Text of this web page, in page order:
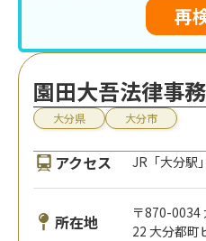
再
園田大吾法律事
大分県 大分市
アクセス JR「大分駅
所在地
〒870-0034
22 大分都町